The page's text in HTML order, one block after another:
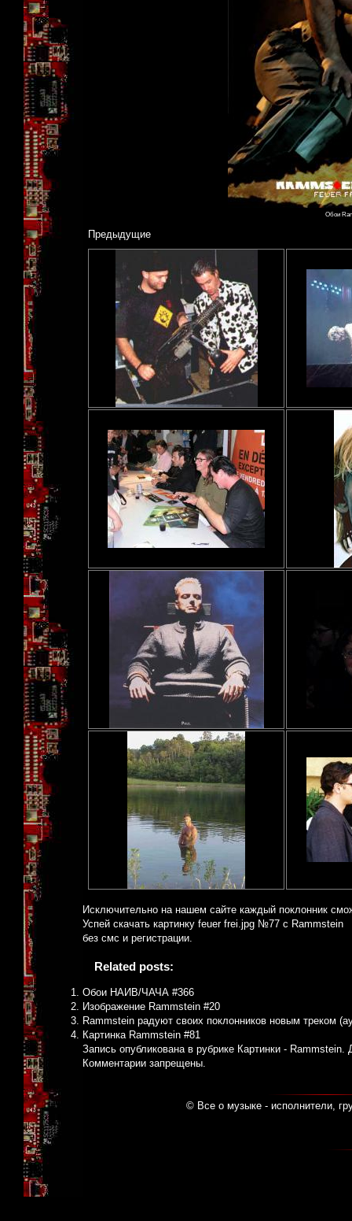
Обои
Предыдущие
Исключительно на нашем сайте каждый поклонник
Успей скачать картинку feuer frei.jpg №77 с Rammstein
без смс и регистрации.
Related posts:
Обои НАИВ/ЧАЧА #366
Изображение Rammstein #20
Rammstein радуют своих поклонников новым треком
Картинка Rammstein #81
Запись опубликована в рубрике Картинки - Rammstein.
Комментарии запрещены.
© Все о музыке - исполнители,